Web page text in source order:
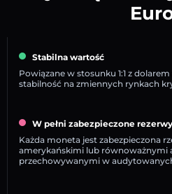
Stabilna wartość
Powiązane w stosunku 1:1 z
stabilność na zmiennych rynkach
W pełni zabezpieczone rezerwy
Każda moneta jest zabezpieczona
amerykańskimi lub równoważnymi
przechowywanymi w